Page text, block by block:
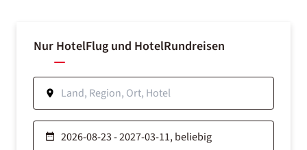
Nur HotelFlug und HotelRundreisen